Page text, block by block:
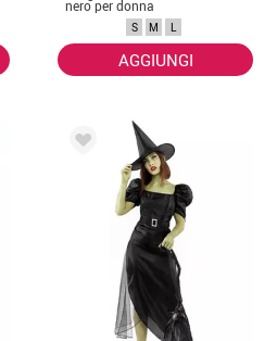
nero per donna
S M L
AGGIUNGI